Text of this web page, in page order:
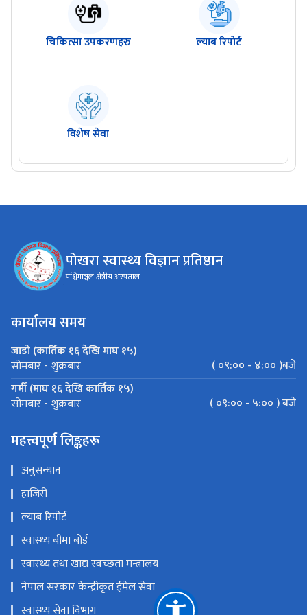
चिकित्सा उपकरणहरु ल्याब रिपोर्ट
विशेष सेवा
पोखरा स्वास्थ्य विज्ञान प्रतिष्ठान
पश्चिमाञ्चल क्षेत्रीय अस्पताल
कार्यालय समय
जाडो (कार्तिक १६ देखि माघ १५)
सोमबार - शुक्रबार
( ०९:०० - ४:०० )बजे
गर्मी (माघ १६ देखि कार्तिक १५)
सोमबार - शुक्रबार ( ०९:०० - ५:०० ) बजे
महत्त्वपूर्ण लिङ्कहरू
अनुसन्धान
हाजिरी
ल्याब रिपोर्ट
स्वास्थ्य बीमा बाेर्ड
स्वास्थ्य तथा खाद्य स्वच्छता मन्त्रालय
नेपाल सरकार केन्द्रीकृत ईमेल सेवा
स्वास्थ्य सेवा विभाग